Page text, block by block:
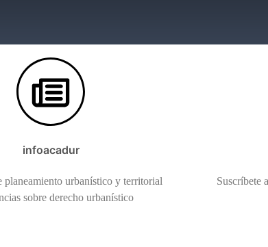
infoacadur
planeamiento urbanístico y territorial
sobre derecho urbanístico
Suscríbete